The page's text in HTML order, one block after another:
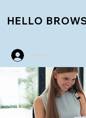
HELLO
Iniciar sesión